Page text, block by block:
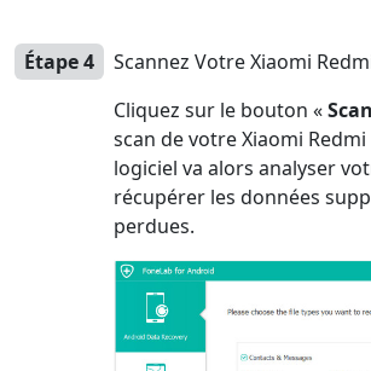
Étape 4
Scannez Votre Xiaomi
Cliquez sur le bouton «Scan
scan de votre Xiaomi Redmi
logiciel va alors analyser
récupérer les données
perdues.